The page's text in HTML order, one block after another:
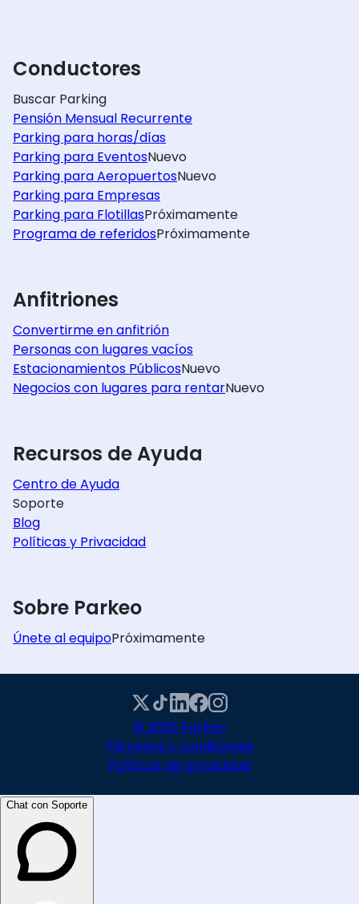
Conductores
Buscar Parking
Pensión Mensual Recurrente
Parking para horas/días
Parking para EventosNuevo
Parking para AeropuertosNuevo
Parking para Empresas
Parking para FlotillasPróximamente
Programa de referidosPróximamente
Anfitriones
Convertirme en anfitrión
Personas con lugares vacíos
Estacionamientos PúblicosNuevo
Negocios con lugares para rentarNuevo
Recursos de Ayuda
Centro de Ayuda
Soporte
Blog
Políticas y Privacidad
Sobre Parkeo
Únete al equipoPróximamente
© 2026 Parkeo
Términos y condiciones
Políticas de privacidad
Chat con Soporte